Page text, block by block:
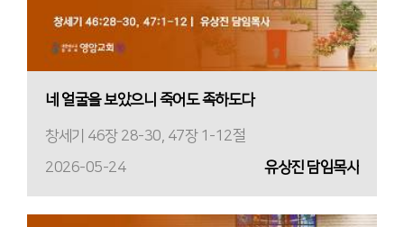
네 얼굴을 보았으니 죽어도 족하도다
창세기 46장 28-30, 47장 1-12절
2026-05-24
유상진 담임목사